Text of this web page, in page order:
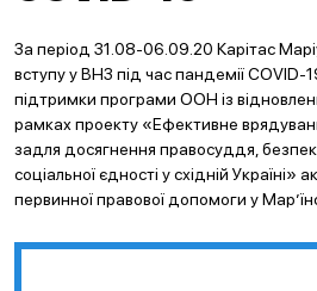
За період 31.08-06.09.20 Карітас
вступу у ВНЗ під час пандемії COVID-
підтримки програми ООН із
рамках проекту «Ефективне
задля досягнення правосуддя,
соціальної єдності у східній
первинної правової допомоги у